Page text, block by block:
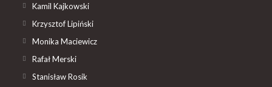
Kamil Kajkowski
Krzysztof Lipiński
Monika Maciewicz
Rafał Merski
Stanisław Rosik